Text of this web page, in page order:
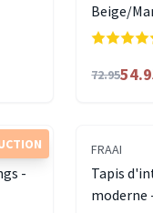
Beige/
72.95
-
FRAAI
Tapis
moderne